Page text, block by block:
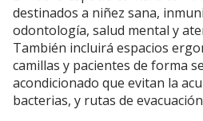
destinados a niñez sana,
odontología, salud mental y
También incluirá espacios
camillas y pacientes de forma
acondicionado que evitan la
bacterias, y rutas de